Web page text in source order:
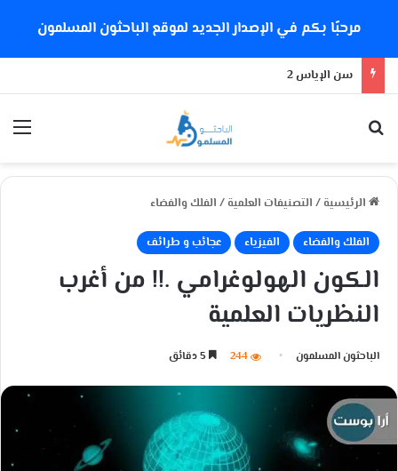
مرحبًا بكم في الإصدار الجديد لموقع الباحثون المسلمون
سن الإياس 2
الرئيسية / التصنيفات العلمية / الفلك والفضاء
الفلك والفضاء الفيزياء عجائب و طرائف
الكون الهولوغرامي .!! من أغرب
النظريات العلمية
الباحثون المسلمون 244